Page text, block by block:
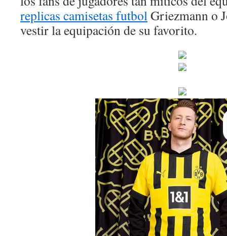
replicas camisetas futbolGriezmann o
vestir la equipación de su favorito.